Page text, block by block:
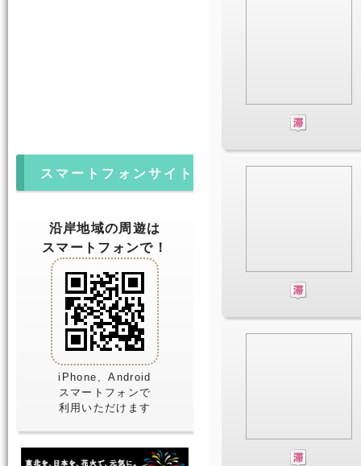
スマートフォンサイト
沿岸地域の周遊は
スマートフォンで！
iPhone、Android
スマートフォンで
利用いただけます